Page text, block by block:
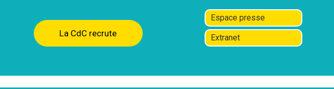
La CdC recrute
Espace presse
Extranet